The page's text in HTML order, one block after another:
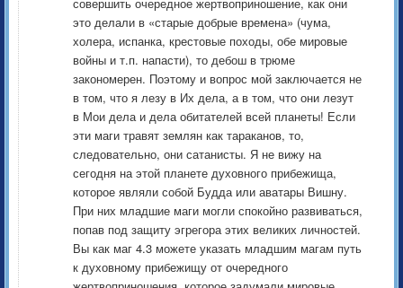
это делали в «старые добрые времена» (чума,
холера, испанка, крестовые походы, обе мировые
войны и т.п. напасти), то дебош в трюме
закономерен. Поэтому и вопрос мой заключается не
в том, что я лезу в Их дела, а в том, что они лезут
в Мои дела и дела обитателей всей планеты! Если
эти маги травят землян как тараканов, то,
следовательно, они сатанисты. Я не вижу на
сегодня на этой планете духовного прибежища,
которое являли собой Будда или аватары Вишну.
При них младшие маги могли спокойно развиваться,
попав под защиту эгрегора этих великих личностей.
Вы как маг 4.3 можете указать младшим магам путь
к духовному прибежищу от очередного